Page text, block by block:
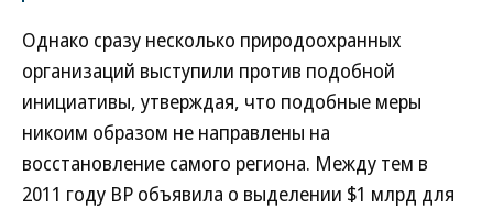
Однако сразу несколько природоохранных
организаций выступили против подобной
инициативы, утверждая, что подобные меры
никоим образом не направлены на
восстановление самого региона. Между тем в
2011 году BP объявила о выделении $1 млрд для